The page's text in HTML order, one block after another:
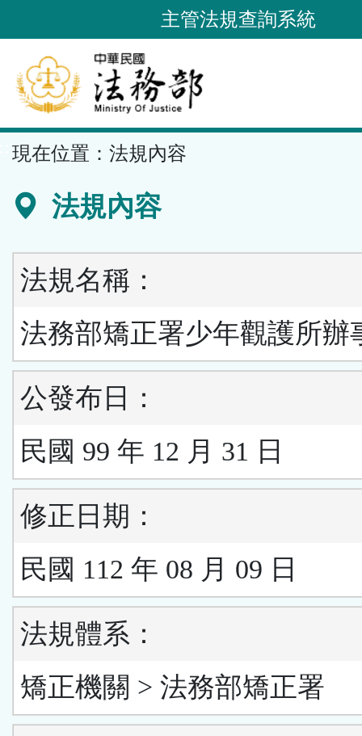
到
要
內
容
區
主管法規查詢系統
現在位置： 法規內容
法規內容
法規名稱：
法務部矯正署少年觀護所辦
公發布日：
民國 99 年 12 月 31 日
修正日期：
民國 112 年 08 月 09 日
法規體系：
矯正機關 > 法務部矯正署